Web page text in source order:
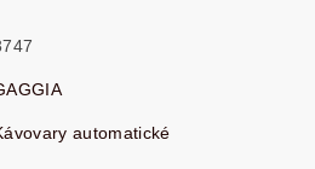
automatické